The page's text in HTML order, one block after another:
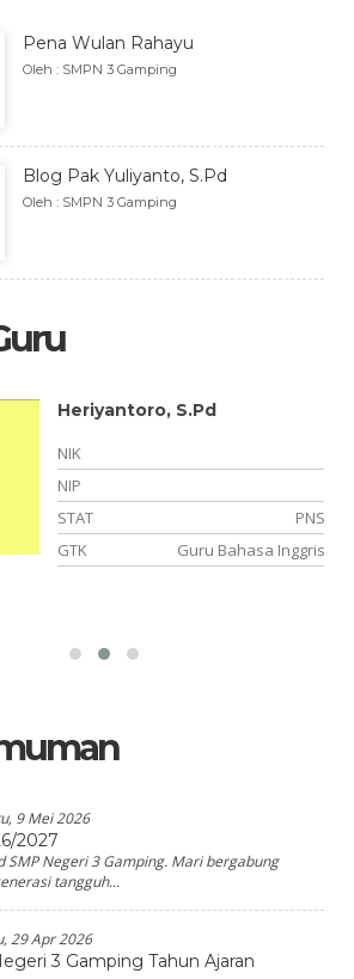
Pena Wulan Rahayu
Oleh : SMPN 3 Gamping
Blog Pak Yuliyanto, S.Pd
Oleh : SMPN 3 Gamping
Heriyantoro, S.Pd
NIK
NIP
STAT
PNS
GTK
Guru Bahasa Inggris
9 Mei 2026
2027
SMP Negeri 3 Gamping. Mari bergabung
tangguh...
29 Apr 2026
3 Gamping Tahun Ajaran